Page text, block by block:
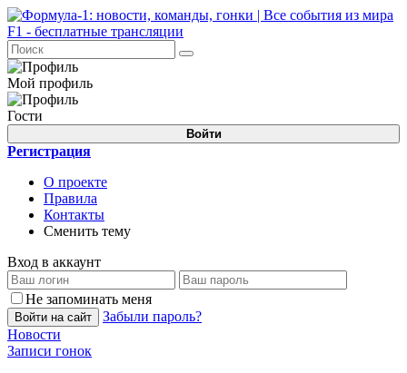
Мой профиль
Гости
Войти
Регистрация
О проекте
Правила
Контакты
Сменить тему
Вход в аккаунт
Не запоминать меня
Войти на сайт
Забыли пароль?
Новости
Записи гонок